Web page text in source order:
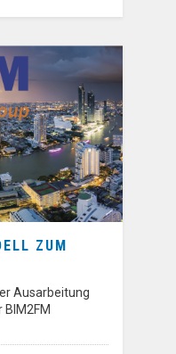
ZUM
Ausarbeitung